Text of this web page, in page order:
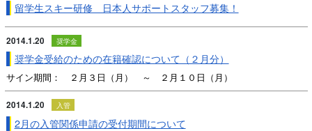
留学生スキー研修 日本人サポートスタッフ募集！
2014.1.20 奨学金
奨学金受給のための在籍確認について（２月分）
サイン期間： ２月３日（月） ～ ２月１０日（月）
2014.1.20 入管
2月の入管関係申請の受付期間について